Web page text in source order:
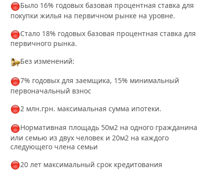
Было 16% годовых базовая процентная ставка для
покупки жилья на первичном рынке на уровне.
Стало 18% годовых базовая процентная ставка для
первичного рынка.
Без изменений:
7% годовых для заемщика, 15% минимальный
первоначальный взнос
2 млн.грн. максимальная сумма ипотеки.
Нормативная площадь 50м2 на одного гражданина
или семью из двух человек и 20м2 на каждого
следующего члена семьи
20 лет максимальный срок кредитования